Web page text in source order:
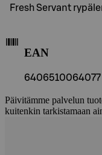
Fresh Servant
EAN
6406510064077
Päivitämme palvelun
kuitenkin tarkistamaan